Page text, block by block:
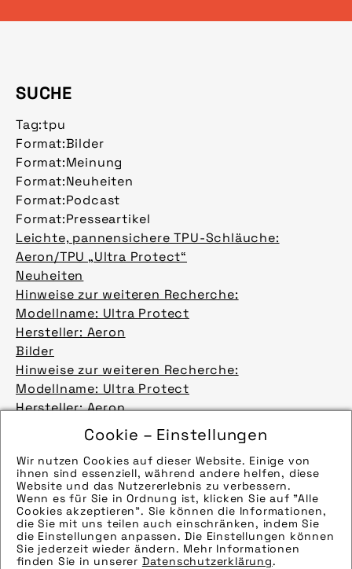
Cookie – Einstellungen
Wir nutzen Cookies auf dieser Website. Einige von
ihnen sind essenziell, während andere helfen, diese
Website und das Nutzererlebnis zu verbessern.
Wenn es für Sie in Ordnung ist, klicken Sie auf "Alle
Cookies akzeptieren". Sie können die Informationen,
die Sie mit uns teilen auch einschränken, indem Sie
die Einstellungen anpassen. Die Einstellungen können
Sie jederzeit wieder ändern. Mehr Informationen
finden Sie in unserer Datenschutzerklärung.
SUCHE
Tag:tpu
Format:Bilder
Format:Meinung
Format:Neuheiten
Format:Podcast
Format:Presseartikel
Leichte, pannensichere TPU-Schläuche:
Aeron/TPU „Ultra Protect“
Neuheiten
Hinweise zur weiteren Recherche:
Modellname: Ultra Protect
Hersteller: Aeron
Bilder
Hinweise zur weiteren Recherche:
Modellname: Ultra Protect
Hersteller: Aeron
Hinweise zur weiteren Recherche:
Modellname: Ultra Protect
Hersteller: Aeron
Bilder
Hinweise zur weiteren Recherche:
Modellname: TPU Ultra Protect
Hersteller: Aeron
mehr laden 9 / 10